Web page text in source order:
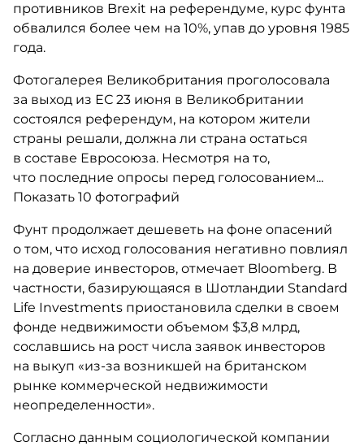
противников Brexit на референдуме, курс фунта
обвалился более чем на 10%, упав до уровня 1985
года.
Фотогалерея Великобритания проголосовала
за выход из ЕС 23 июня в Великобритании
состоялся референдум, на котором жители
страны решали, должна ли страна остаться
в составе Евросоюза. Несмотря на то,
что последние опросы перед голосованием...
Показать 10 фотографий
Фунт продолжает дешеветь на фоне опасений
о том, что исход голосования негативно повлиял
на доверие инвесторов, отмечает Bloomberg. В
частности, базирующаяся в Шотландии Standard
Life Investments приостановила сделки в своем
фонде недвижимости объемом $3,8 млрд,
сославшись на рост числа заявок инвесторов
на выкуп «из-за возникшей на британском
рынке коммерческой недвижимости
неопределенности».
Согласно данным социологической компании